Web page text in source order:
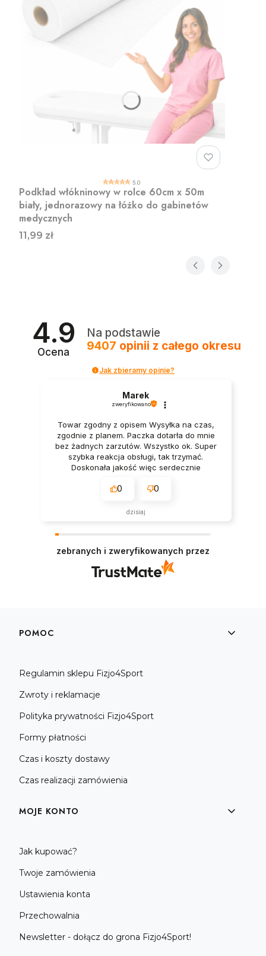
5.0
Podkład włókninowy w rolce 60cm x 50m
biały, jednorazowy na łóżko do gabinetów
medycznych
Cena
11,99 zł
4.9
Ocena
Na podstawie
9407 opinii z całego okresu
Jak zbieramy opinie?
Marek
zweryfikowano
Towar zgodny z opisem Wysyłka na czas,
zgodnie z planem. Paczka dotarła do mnie
bez żadnych zarzutów. Wszystko ok. Super
szybka reakcja obsługi, tak trzymać.
Doskonała jakość więc serdecznie
0 0
dzisiaj
zebranych i zweryfikowanych przez
Linki w stopce
POMOC
Regulamin sklepu Fizjo4Sport
Zwroty i reklamacje
Polityka prywatności Fizjo4Sport
Formy płatności
Czas i koszty dostawy
Czas realizacji zamówienia
MOJE KONTO
Jak kupować?
Twoje zamówienia
Ustawienia konta
Przechowalnia
Newsletter - dołącz do grona Fizjo4Sport!